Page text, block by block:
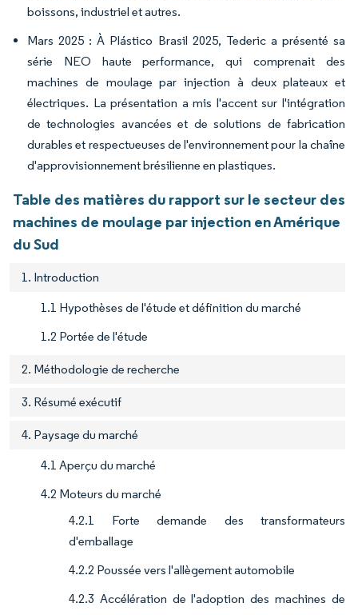
boissons, industriel et autres.
Mars 2025 : À Plástico Brasil 2025, Tederic a présenté sa
série NEO haute performance, qui comprenait des
machines de moulage par injection à deux plateaux et
électriques. La présentation a mis l'accent sur l'intégration
de technologies avancées et de solutions de fabrication
durables et respectueuses de l'environnement pour la chaîne
d'approvisionnement brésilienne en plastiques.
Table des matières du rapport sur le secteur des
machines de moulage par injection en Amérique
du Sud
1. Introduction
1.1 Hypothèses de l'étude et définition du marché
1.2 Portée de l'étude
2. Méthodologie de recherche
3. Résumé exécutif
4. Paysage du marché
4.1 Aperçu du marché
4.2 Moteurs du marché
4.2.1 Forte demande des transformateurs
d'emballage
4.2.2 Poussée vers l'allègement automobile
4.2.3 Accélération de l'adoption des machines de